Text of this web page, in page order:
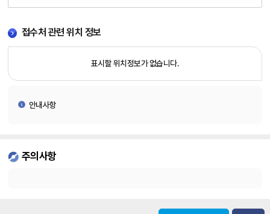
한
보
제
보
소
재
전
기
간
접수처 관련 위치 정보
표시할 위치정보가 없습니다.
안내사항
주의사항